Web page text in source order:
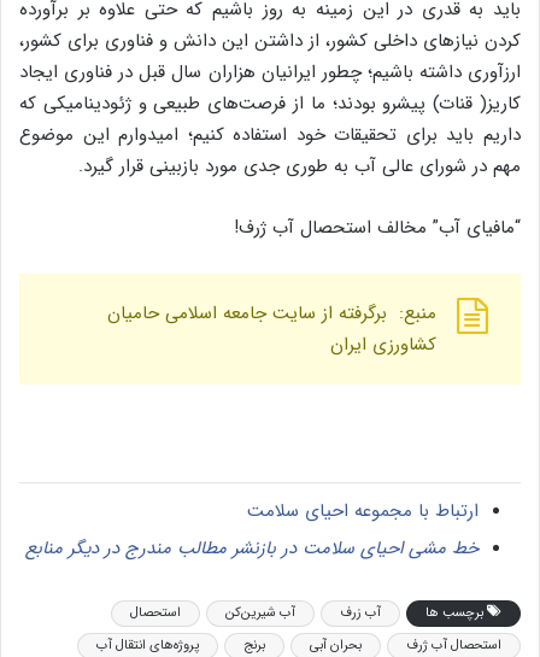
باید به قدری در این زمینه به روز باشیم که حتی علاوه بر برآورده
کردن نیازهای داخلی کشور، از داشتن این دانش و فناوری برای کشور،
ارزآوری داشته باشیم؛ چطور ایرانیان هزاران سال قبل در فناوری ایجاد
کاریز( قنات) پیشرو بودند؛ ما از فرصت‌های طبیعی و ژئودینامیکی که
داریم باید برای تحقیقات خود استفاده کنیم؛ امیدوارم این موضوع
مهم در شورای عالی آب به طوری جدی مورد بازبینی قرار گیرد.
“مافیای آب” مخالف استحصال آب ژرف!
منبع: برگرفته از سایت جامعه اسلامی حامیان
کشاورزی ایران
ارتباط با مجموعه احیای سلامت
خط مشی احیای سلامت در بازنشر مطالب مندرج در دیگر منابع
برچسب ها آب زرف آب شیرین‌کن‌
استحصال
استحصال آب ژرف
بحران آبی برنج
پروژه‌های انتقال آب